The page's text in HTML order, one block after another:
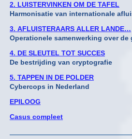
2. LUISTERVINKEN OM DE TAFEL
Harmonisatie van internationale
3. AFLUISTERAARS ALLER LANDE…
Operationele samenwerking over de
4. DE SLEUTEL TOT SUCCES
De bestrijding van cryptografie
5. TAPPEN IN DE POLDER
Cybercops in Nederland
EPILOOG
Casus compleet